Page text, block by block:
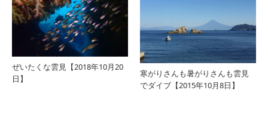
ぜいたくな雲見【2018年10月20
日】
寒がりさんも暑がりさんも雲見
でダイブ【2015年10月8日】